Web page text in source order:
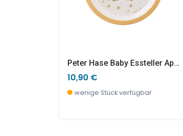
Peter Hase Baby Essteller Apricot
10,90 €
wenige Stück verfügbar